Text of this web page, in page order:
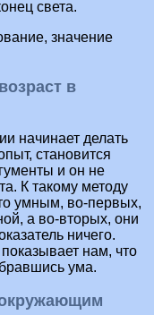
света.
значение
в
начинает делать
становится
и он не
К такому методу
умным, во-первых,
а во-вторых, они
ничего.
нам, что
ума.